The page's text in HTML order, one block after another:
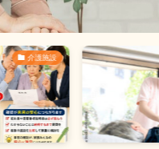
介護施設